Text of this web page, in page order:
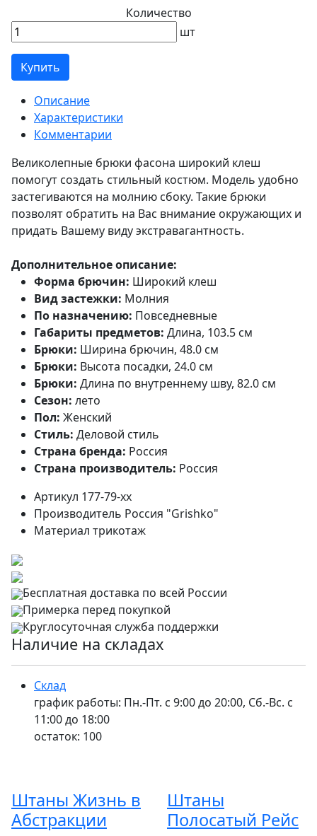
Количество
шт
Купить
Описание
Характеристики
Комментарии
Великолепные брюки фасона широкий клеш
помогут создать стильный костюм. Модель удобно
застегиваются на молнию сбоку. Такие брюки
позволят обратить на Вас внимание окружающих и
придать Вашему виду экстравагантность.
Дополнительное описание:
Форма брючин: Широкий клеш
Вид застежки: Молния
По назначению: Повседневные
Габариты предметов: Длина, 103.5 см
Брюки: Ширина брючин, 48.0 см
Брюки: Высота посадки, 24.0 см
Брюки: Длина по внутреннему шву, 82.0 см
Сезон: лето
Пол: Женский
Стиль: Деловой стиль
Страна бренда: Россия
Страна производитель: Россия
Артикул 177-79-хх
Производитель Россия "Grishko"
Материал трикотаж
Бесплатная доставка по всей России
Примерка перед покупкой
Круглосуточная служба поддержки
Наличие на складах
Склад
график работы: Пн.-Пт. с 9:00 до 20:00, Сб.-Вс. с
11:00 до 18:00
остаток: 100
Штаны Жизнь в
Абстракции
Штаны
Полосатый Рейс